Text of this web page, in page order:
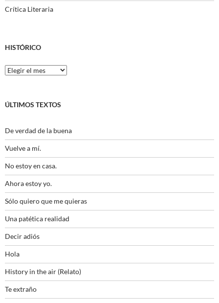
Crítica Literaria
HISTÓRICO
Histórico
ÚLTIMOS TEXTOS
De verdad de la buena
Vuelve a mí.
No estoy en casa.
Ahora estoy yo.
Sólo quiero que me quieras
Una patética realidad
Decir adiós
Hola
History in the air (Relato)
Te extraño